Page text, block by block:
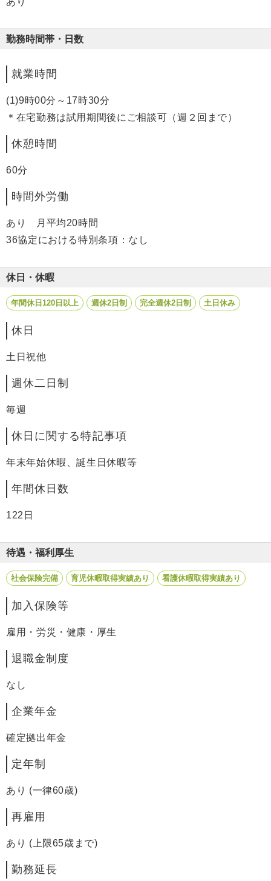
勤務時間帯・日数
就業時間
(1)9時00分～17時30分
＊在宅勤務は試用期間後にご相談可（週２回まで）
休憩時間
60分
時間外労働
あり 月平均20時間
36協定における特別条項：なし
休日・休暇
年間休日120日以上 週休2日制 完全週休2日制 土日休み
休日
土日祝他
週休二日制
毎週
休日に関する特記事項
年末年始休暇、誕生日休暇等
年間休日数
122日
待遇・福利厚生
社会保険完備 育児休暇取得実績あり 看護休暇取得実績あり
加入保険等
雇用・労災・健康・厚生
退職金制度
なし
企業年金
確定拠出年金
定年制
あり (一律60歳)
再雇用
あり (上限65歳まで)
勤務延長